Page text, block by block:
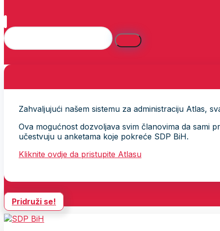
Zahvaljujući našem sistemu za administraciju Atlas,
Ova mogućnost dozvoljava svim članovima da sami
učestvuju u anketama koje pokreće SDP BiH.
Kliknite ovdje da pristupite Atlasu
Pridruži se!